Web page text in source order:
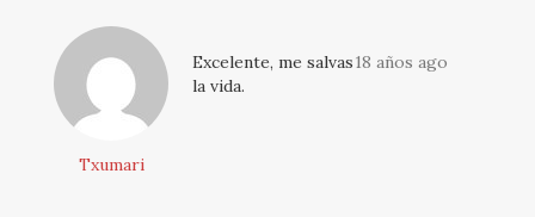
Txumari
18 años ago
Excelente, me salvas
la vida.